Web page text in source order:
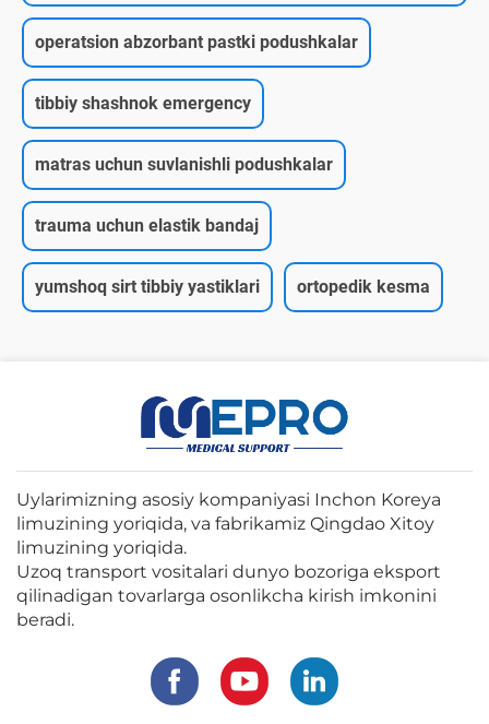
operatsion abzorbant pastki podushkalar
tibbiy shashnok emergency
matras uchun suvlanishli podushkalar
trauma uchun elastik bandaj
yumshoq sirt tibbiy yastiklari ortopedik kesma
Uylarimizning asosiy kompaniyasi Inchon Koreya
limuzining yoriqida, va fabrikamiz Qingdao Xitoy
limuzining yoriqida.
Uzoq transport vositalari dunyo bozoriga eksport
qilinadigan tovarlarga osonlikcha kirish imkonini
beradi.